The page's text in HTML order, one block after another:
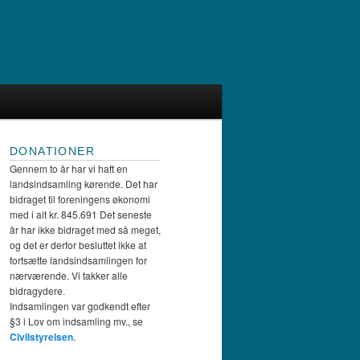
DONATIONER
Gennem to år har vi haft en
landsindsamling kørende. Det har
bidraget til foreningens økonomi
med i alt kr. 845.691 Det seneste
år har ikke bidraget med så meget,
og det er derfor besluttet ikke at
fortsætte landsindsamlingen for
nærværende. Vi takker alle
bidragydere.
Indsamlingen var godkendt efter
§3 i Lov om indsamling mv., se
Civilstyrelsen.